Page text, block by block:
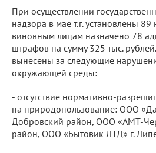
При осуществлении
надзора в мае т.г. установлены
виновным лицам назначено 78
штрафов на сумму 325 тыс.
вынесены за следующие
окружающей среды:
- отсутствие нормативно-
на природопользование: ООО
Добровский район, ООО «АМТ-
район, ООО «Бытовик ЛТД» г.